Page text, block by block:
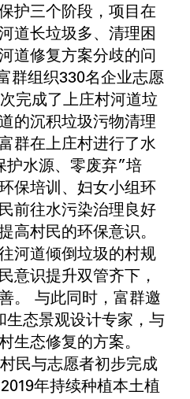
护三个阶段，项目在
道长垃圾多、清理困
道修复方案分歧的问
群组织330名企业志愿
完成了上庄村河道垃
的沉积垃圾污物清理
群在上庄村进行了水
护水源、零废弃”培
保培训、妇女小组环
前往水污染治理良好
高村民的环保意识。
河道倾倒垃圾的村规
意识提升双管齐下，
。 与此同时，富群邀
生态景观设计专家，与
生态修复的方案。
民与志愿者初步完成
年持续种植本土植